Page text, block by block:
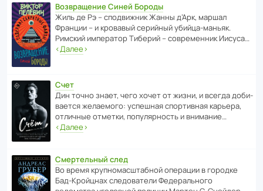
Возвращение Синей Бороды
Жиль де Рэ – спод­ви­жник Жанны д’Арк, маршал
Франции – и кровавый серийный убийца-маньяк.
Римский импе­ратор Тиберий – совре­менник Иисуса…
‹Далее›
Счет
Дин точно знает, чего хочет от жизни, и всегда доби­
ва­ется жела­е­мого: успе­шная спор­ти­вная карьера,
отли­чные отметки, попу­ля­р­ность и внимание…
‹Далее›
Смертельный след
Во время круп­но­мас­ш­та­бной операции в городке
Бад‑Крой­цнах следо­ва­тели Феде­раль­ного